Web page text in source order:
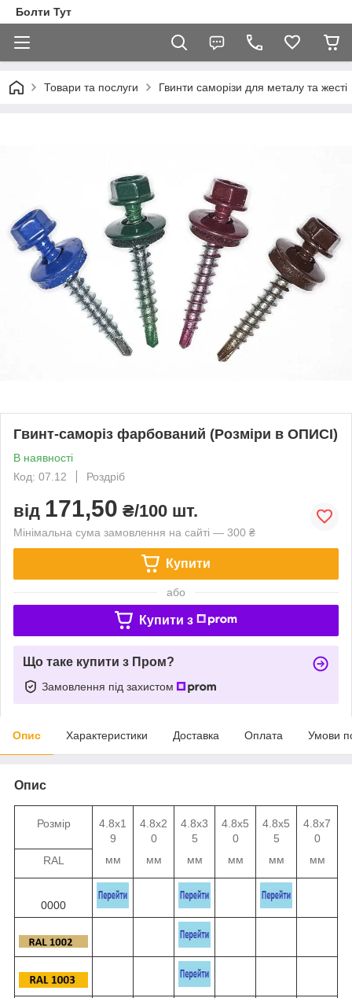
Болти Тут
Товари та послуги Гвинти саморізи для металу та жесті
Гвинт-саморіз фарбований (Розміри в ОПИСІ)
В наявності
Код: 07.12
Роздріб
від 171,50 ₴/100 шт.
Мінімальна сума замовлення на сайті — 300 ₴
Купити
або
Купити з
Що таке купити з Пром?
Замовлення під захистом
Опис Характеристики Доставка Оплата Умови
Опис
Розмір
4.8х1
9
мм
4.8х2
0
мм
4.8х3
5
мм
4.8х5
0
мм
4.8х5
5
мм
4.8х7
0
мм
RAL
0000